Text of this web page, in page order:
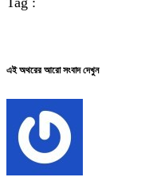
এই অথরের আরো সংবাদ দেখুন